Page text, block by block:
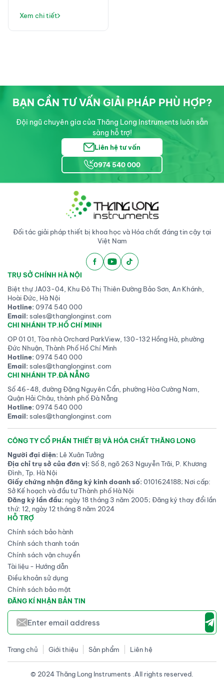
Mà Là Giải Pháp Vận
Hành Phòng Thí
Xem chi tiết
BẠN CẦN TƯ VẤN GIẢI PHÁP PHÙ HỢP?
Đội ngũ chuyên gia của Thăng Long Instruments luôn sẵn
sàng hỗ trợ!
Liên hệ tư vấn
0974 540 000
Đối tác giải pháp thiết bị khoa học và Hóa chất đáng tin cậy tại
Việt Nam
TRỤ SỞ CHÍNH HÀ NỘI
Biệt thự JA03-04, Khu Đô Thị Thiên Đường Bảo Sơn, An Khánh,
Hoài Đức, Hà Nội
Hotline:0974 540 000
Email:sales@thanglonginst.com
CHI NHÁNH TP.HỒ CHÍ MINH
OP 01 01, Tòa nhà Orchard ParkView, 130-132 Hồng Hà, phường
Đức Nhuận, Thành Phố Hồ Chí Minh
Hotline:0974 540 000
Email:sales@thanglonginst.com
CHI NHÁNH TP.ĐÀ NẴNG
Số 46-48, đường Đặng Nguyên Cẩn, phường Hòa Cường Nam,
Quận Hải Châu, thành phố Đà Nẵng
Hotline:0974 540 000
Email:sales@thanglonginst.com
CÔNG TY CỔ PHẦN THIẾT BỊ VÀ HÓA CHẤT THĂNG LONG
Người đại diện: Lê Xuân Tưởng
Địa chỉ trụ sở của đơn vị:Số 8, ngõ 263 Nguyễn Trãi, P. Khương
Đình, Tp. Hà Nội
Giấy chứng nhận đăng ký kinh doanh số:0101624188; Nơi cấp:
Sở Kế hoạch và đầu tư Thành phố Hà Nội
Đăng ký lần đầu: ngày 18 tháng 3 năm 2005; Đăng ký thay đổi lần
thứ: 12, ngày 12 tháng 8 năm 2024
HỖ TRỢ
Chính sách bảo hành
Chính sách thanh toán
Chính sách vận chuyển
Tài liệu - Hướng dẫn
Điều khoản sử dụng
Chính sách bảo mật
ĐĂNG KÍ NHẬN BẢN TIN
Trang chủ Giới thiệu Sản phẩm Liên hệ
© 2024 Thăng Long Instruments .All rights reserved.